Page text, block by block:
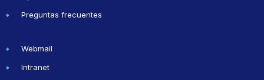
Preguntas frecuentes
Webmail
Intranet